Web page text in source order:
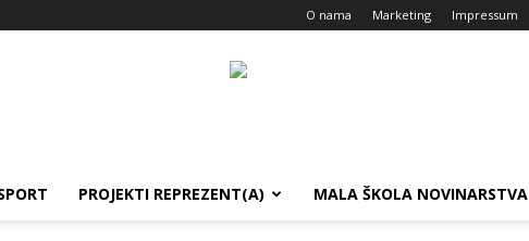
O nama Marketing Impressum
PROJEKTI REPREZENT(A) MALA ŠKOLA NOVINARSTVA